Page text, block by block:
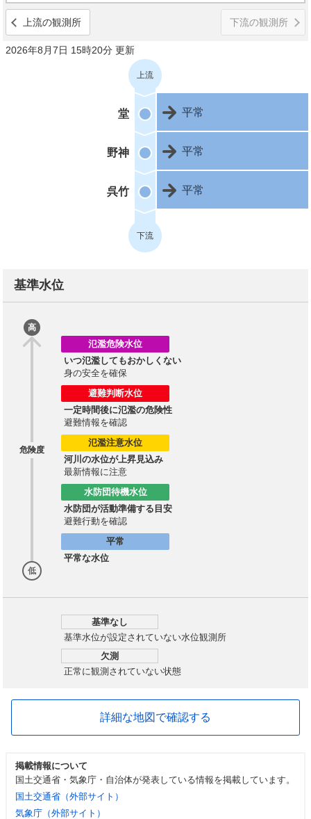
上流の観測所 下流の観測所
2026年8月7日 15時20分 更新
上流
堂 平常
野神 平常
呉竹 平常
下流
基準水位
高
危険度
低
氾濫危険水位
いつ氾濫してもおかしくない
身の安全を確保
避難判断水位
一定時間後に氾濫の危険性
避難情報を確認
氾濫注意水位
河川の水位が上昇見込み
最新情報に注意
水防団待機水位
水防団が活動準備する目安
避難行動を確認
平常
平常な水位
基準なし
基準水位が設定されていない水位観測所
欠測
正常に観測されていない状態
詳細な地図で確認する
掲載情報について
国土交通省・気象庁・自治体が発表している情報を掲載しています。
国土交通省（外部サイト）
気象庁（外部サイト）